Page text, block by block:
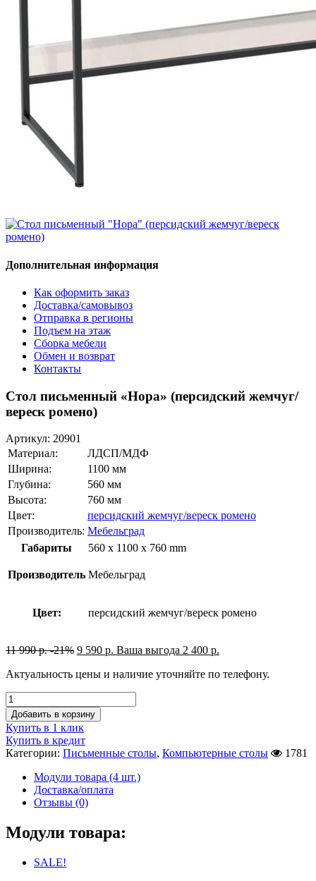
Дополнительная информация
Как оформить заказ
Доставка/самовывоз
Отправка в регионы
Подъем на этаж
Сборка мебели
Обмен и возврат
Контакты
Стол письменный «Нора» (персидский жемчуг/
вереск ромено)
Артикул: 20901
Материал:
ЛДСП/МДФ
Ширина:
1100 мм
Глубина:
560 мм
Высота:
760 мм
Цвет:
персидский жемчуг/вереск ромено
Производитель: Мебельград
Габариты
560 x 1100 x 760 mm
Производитель Мебельград
Цвет: персидский жемчуг/вереск ромено
11 990р. -21% 9 590 р. Ваша выгода 2 400 р.
Актуальность цены и наличие уточняйте по телефону.
Добавить в корзину
Купить в 1 клик
Купить в кредит
Категории: Письменные столы, Компьютерные столы
1781
Модули товара (4 шт.)
Доставка/оплата
Отзывы (0)
Модули товара:
SALE!